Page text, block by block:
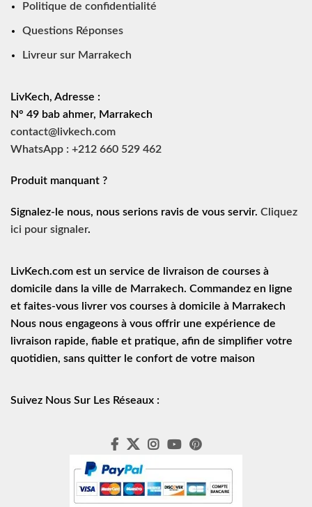
Politique de confidentialité
Questions Réponses
Livreur sur Marrakech
LivKech, Adresse :
N° 49 bab ahmer, Marrakech
contact@livkech.com
WhatsApp : +212 660 529 462
Produit manquant ?
Signalez-le nous, nous serions ravis de vous servir. Cliquez
ici pour signaler.
LivKech.com est un service de
livraison de courses à
domicile dans la ville de Marrakech. Commandez en ligne
et faites-vous livrer vos courses à domicile à Marrakech
Nous nous engageons à vous offrir une expérience de
livraison rapide, fiable et pratique, afin de simplifier votre
quotidien, sans quitter le confort de votre maison
Suivez Nous Sur Les Réseaux :